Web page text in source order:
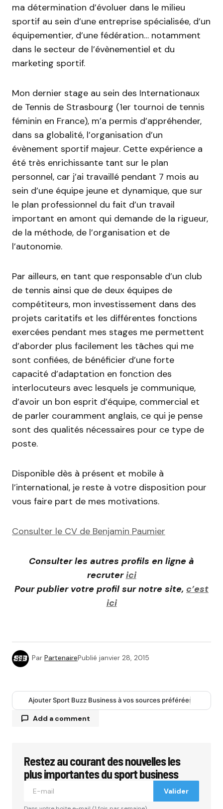
ma détermination d’évoluer dans le milieu
sportif au sein d’une entreprise spécialisée, d’un
équipementier, d’une fédération… notamment
dans le secteur de l’évènementiel et du
marketing sportif.
Mon dernier stage au sein des Internationaux
de Tennis de Strasbourg (1er tournoi de tennis
féminin en France), m’a permis d’appréhender,
dans sa globalité, l’organisation d’un
évènement sportif majeur. Cette expérience a
été très enrichissante tant sur le plan
personnel, car j’ai travaillé pendant 7 mois au
sein d’une équipe jeune et dynamique, que sur
le plan professionnel du fait d’un travail
important en amont qui demande de la rigueur,
de la méthode, de l’organisation et de
l’autonomie.
Par ailleurs, en tant que responsable d’un club
de tennis ainsi que de deux équipes de
compétiteurs, mon investissement dans des
projets caritatifs et les différentes fonctions
exercées pendant mes stages me permettent
d’aborder plus facilement les tâches qui me
sont confiées, de bénéficier d’une forte
capacité d’adaptation en fonction des
interlocuteurs avec lesquels je communique,
d’avoir un bon esprit d’équipe, commercial et
de parler couramment anglais, ce qui je pense
sont des qualités nécessaires pour ce type de
poste.
Disponible dès à présent et mobile à
l’international, je reste à votre disposition pour
vous faire part de mes motivations.
Consulter le CV de Benjamin Paumier
Consulter les autres profils en ligne à
recruterici
Pour publier votre profil sur notre site, c’est
ici
Par PartenairePublié janvier 28, 2015
Ajouter Sport Buzz Business à vos sources préférées
Add a comment
Votre adresse e-mail ne sera pas publiée.Les
champs obligatoires sont indiqués avec*
Restez au courant des nouvelles les
plus importantes du sport business
Valider